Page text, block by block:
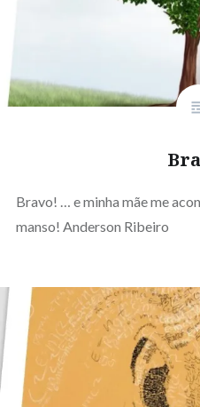
Bravo! … e minha mãe me
manso! Anderson Ribeiro